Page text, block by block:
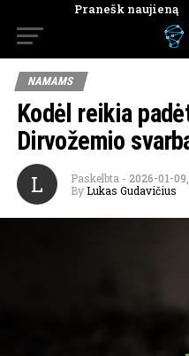
Pranešk naujieną
NAMAMS
Kodėl reikia
Dirvožemio
L Paskelbta - 2026-01-
By Lukas Gudavičius